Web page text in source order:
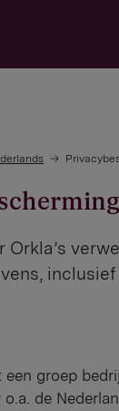
Orkla’s
groep
de